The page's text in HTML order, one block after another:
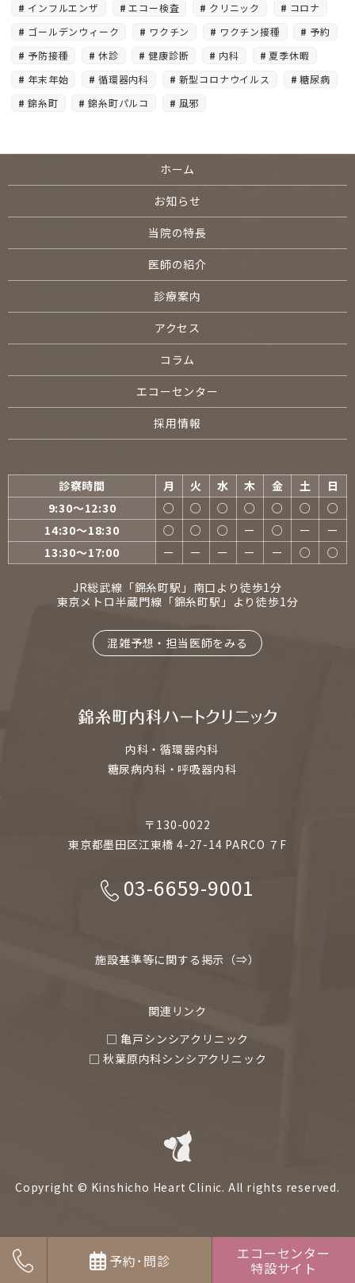
インフルエンザ エコー検査 クリニック
コロナ
ゴールデンウィーク
ワクチン ワクチン接種
予約
予防接種
休診 健康診断 内科
夏季休暇
年末年始
循環器内科 新型コロナウイルス
糖尿病
錦糸町
錦糸町パルコ 風邪
ホーム
お知らせ
当院の特長
医師の紹介
診療案内
アクセス
コラム
エコーセンター
採用情報
診察時間 月 火 水 木 金 土
日
9:30〜12:30
○ ○ ○ ○ ○ ○
○
14:30〜18:30
○ ○ ○ ー ○ ー
ー
13:30〜17:00
ー ー ー ー ー ○ ○
JR総武線「錦糸町駅」南口より徒歩1分
東京メトロ半蔵門線「錦糸町駅」より徒歩1分
混雑予想・担当医師をみる
内科・循環器内科
糖尿病内科・呼吸器内科
〒130-0022
東京都墨田区江東橋 4-27-14 PARCO ７F
03-6659-9001
施設基準等に関する掲示（⇒）
関連リンク
□ 亀戸シンシアクリニック
□ 秋葉原内科シンシアクリニック
Copyright © Kinshicho Heart Clinic. All rights reserved.
予約･問診 エコーセンター
特設サイト